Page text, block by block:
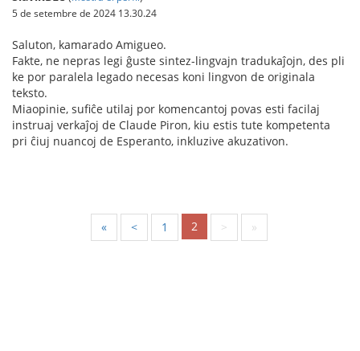
5 de setembre de 2024 13.30.24
Saluton, kamarado Amigueo.
Fakte, ne nepras legi ĝuste sintez-lingvajn tradukaĵojn, des pli
ke por paralela legado necesas koni lingvon de originala
teksto.
Miaopinie, sufiĉe utilaj por komencantoj povas esti facilaj
instruaj verkaĵoj de Claude Piron, kiu estis tute kompetenta
pri ĉiuj nuancoj de Esperanto, inkluzive akuzativon.
« < 1 2 > »